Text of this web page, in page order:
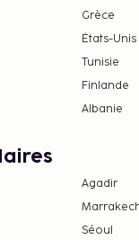
Grèce
États-
Tunisie
Finlande
Albanie
Agadir
Séoul